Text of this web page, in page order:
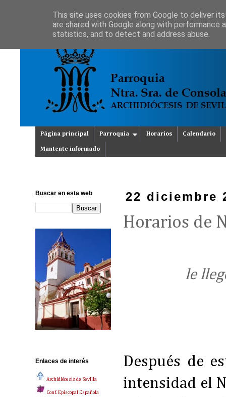
Página principal Parroquia Horarios Calendario
Mantente informado
22 diciembre
Horarios de
le
Después de
intensidad el
Buscar en esta web
Enlaces de interés
Archidiócesis de Sevilla
Conf. Episcopal Española
This site uses cookies from Google to deliver
are shared with Google along with
statistics, and to detect and address abuse.